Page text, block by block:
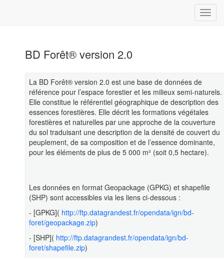
BD Forêt® version 2.0
La BD Forêt® version 2.0 est une base de données de
référence pour l’espace forestier et les milieux semi-naturels.
Elle constitue le référentiel géographique de description des
essences forestières. Elle décrit les formations végétales
forestières et naturelles par une approche de la couverture
du sol traduisant une description de la densité de couvert du
peuplement, de sa composition et de l’essence dominante,
pour les éléments de plus de 5 000 m² (soit 0,5 hectare).
Les données en format Geopackage (GPKG) et shapefile
(SHP) sont accessibles via les liens ci-dessous :
- [GPKG]( http://ftp.datagrandest.fr/opendata/ign/bd-
foret/geopackage.zip)
- [SHP]( http://ftp.datagrandest.fr/opendata/ign/bd-
foret/shapefile.zip)